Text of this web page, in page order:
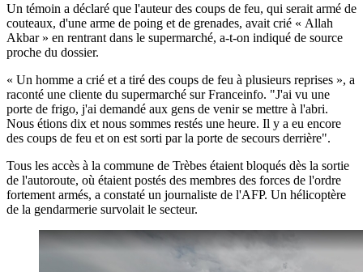
Un témoin a déclaré que l'auteur des coups de feu, qui serait armé de
couteaux, d'une arme de poing et de grenades, avait crié « Allah
Akbar » en rentrant dans le supermarché, a-t-on indiqué de source
proche du dossier.
« Un homme a crié et a tiré des coups de feu à plusieurs reprises », a
raconté une cliente du supermarché sur Franceinfo. "J'ai vu une
porte de frigo, j'ai demandé aux gens de venir se mettre à l'abri.
Nous étions dix et nous sommes restés une heure. Il y a eu encore
des coups de feu et on est sorti par la porte de secours derrière".
Tous les accès à la commune de Trèbes étaient bloqués dès la sortie
de l'autoroute, où étaient postés des membres des forces de l'ordre
fortement armés, a constaté un journaliste de l'AFP. Un hélicoptère
de la gendarmerie survolait le secteur.